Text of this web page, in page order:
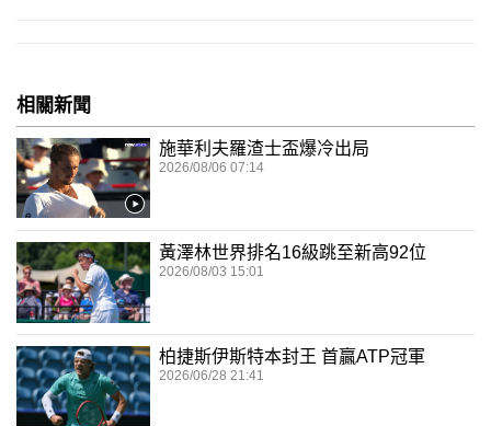
相關新聞
施華利夫羅渣士盃爆冷出局
2026/08/06 07:14
黃澤林世界排名16級跳至新高92位
2026/08/03 15:01
柏捷斯伊斯特本封王 首贏ATP冠軍
2026/06/28 21:41